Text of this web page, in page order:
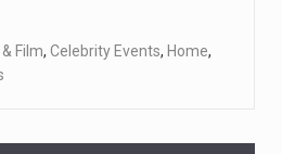
Film, Celebrity Events, Home,